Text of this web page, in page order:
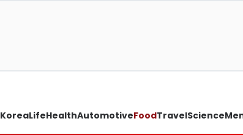
KoreaLifeHealthAutomotiveFoodTravelScience